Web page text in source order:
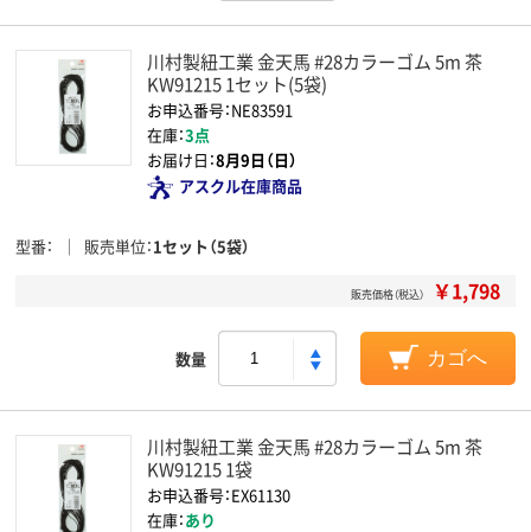
川村製紐工業 金天馬 #28カラーゴム 5m 茶
KW91215 1セット(5袋)
お申込番号：NE83591
在庫：3点
お届け日：8月9日（日）
アスクル在庫商品
型番 販売単位 1セット（5袋）
販売価格（税込） ￥1,798
数量 カゴへ
川村製紐工業 金天馬 #28カラーゴム 5m 茶
KW91215 1袋
お申込番号：EX61130
在庫：あり